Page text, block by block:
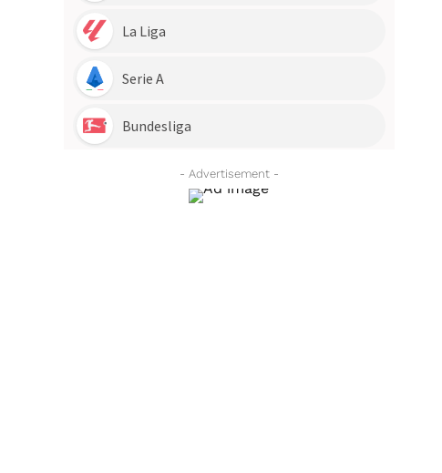
- Advertisement -